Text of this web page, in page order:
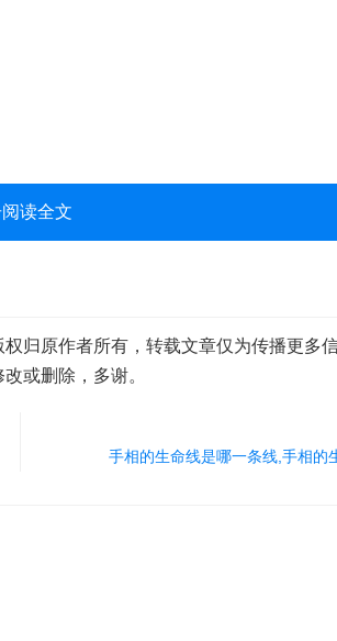
读全文
归原作者所有，转载文章仅为传播更多
或删除，多谢。
手相的生命线是哪一条线,手相的